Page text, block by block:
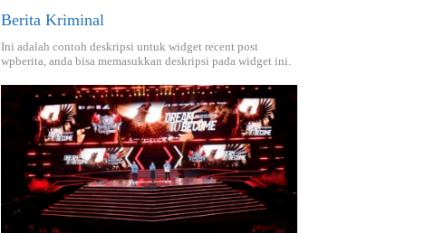
Berita Kriminal
Ini adalah contoh deskripsi untuk widget recent post
wpberita, anda bisa memasukkan deskripsi pada widget ini.